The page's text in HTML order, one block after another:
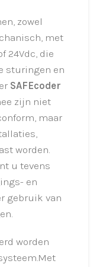
zowel
met
24Vdc, die
sturingen en
SAFEcoder
zijn niet
maar
worden.
u tevens
en
gebruik van
worden